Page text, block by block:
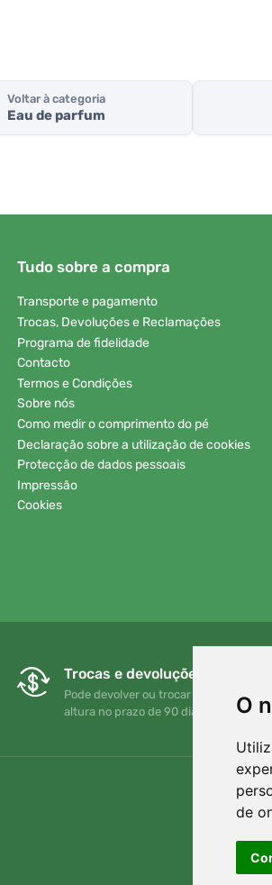
O
de
Voltar à categoria
Eau de parfum
Tudo sobre a compra
Transporte e pagamento
Trocas, Devoluções e Reclamações
Programa de fidelidade
Contacto
Termos e Condições
Sobre nós
Como medir o comprimento do pé
Declaração sobre a utilização de cookies
Protecção de dados pessoais
Impressão
Cookies
Trocas e devoluções gratuitas
Pode devolver ou trocar a sua
altura no prazo de 90 dias